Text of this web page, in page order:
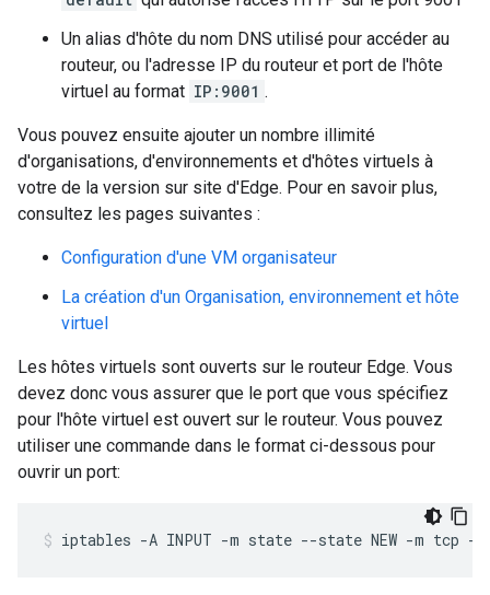
Un alias d'hôte du nom DNS utilisé pour accéder au
routeur, ou l'adresse IP du routeur et port de l'hôte
virtuel au format IP:9001 .
Vous pouvez ensuite ajouter un nombre illimité
d'organisations, d'environnements et d'hôtes virtuels à
votre de la version sur site d'Edge. Pour en savoir plus,
consultez les pages suivantes :
Configuration d'une VM organisateur
La création d'un Organisation, environnement et hôte
virtuel
Les hôtes virtuels sont ouverts sur le routeur Edge. Vous
devez donc vous assurer que le port que vous spécifiez
pour l'hôte virtuel est ouvert sur le routeur. Vous pouvez
utiliser une commande dans le format ci-dessous pour
ouvrir un port: